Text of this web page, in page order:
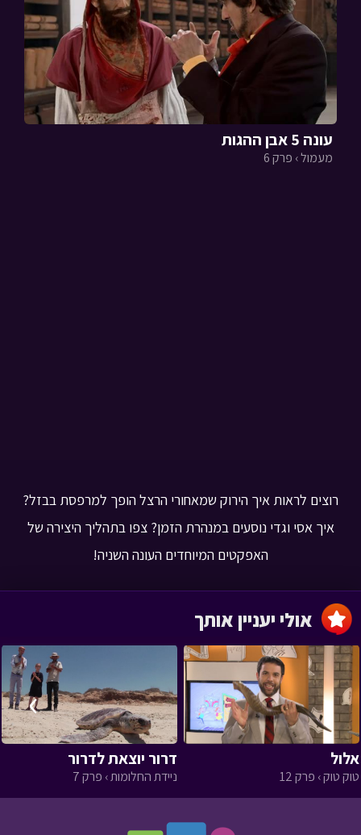
עונה 5 אבן ההגות
מעמול › פרק 6
רוצים לראות איך הירוק שמאחורי הרצל הופך למרפסת בבזל?
איך אסי וגדי נוסעים במנהרת הזמן? צפו בתהליך היצירה של
האפקטים המיוחדים העונה השניה!
אלול
טוק טוק › פרק 12
דרור יוצאת לדרור
ניידת החלומות › פרק 7
‹
›